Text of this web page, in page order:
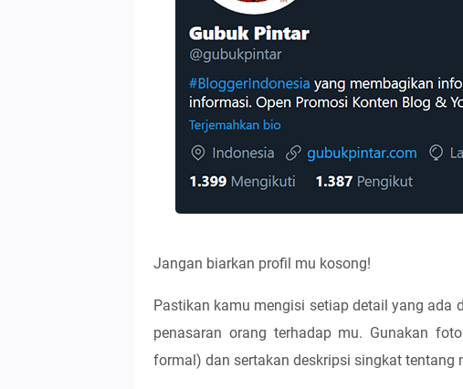
Jangan biarkan profil mu kosong!
Pastikan kamu mengisi setiap detail yang ada
penasaran orang terhadap mu. Gunakan
formal) dan sertakan deskripsi singkat tentang